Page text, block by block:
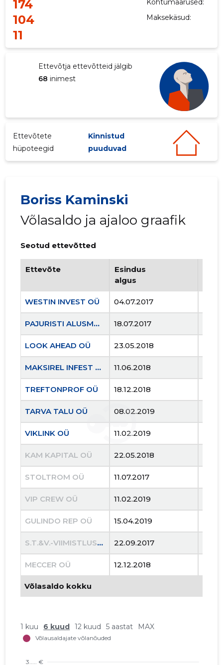
174 Kohtumäärused:
104 Maksekäsud:
11
Ettevõtja ettevõtteid jälgib
68 inimest
Ettevõtete
hüpoteegid
Kinnistud
puuduvad
Boriss Kaminski
Võlasaldo ja ajaloo graafik
Seotud ettevõtted
Ettevõte
Esindus
algus
WESTIN INVEST OÜ 04.07.2017
PAJURISTI ALUSMÄE OÜ 18.07.2017
LOOK AHEAD OÜ 23.05.2018
MAKSIREL INFEST KAM OÜ 11.06.2018
TREFTONPROF OÜ 18.12.2018
TARVA TALU OÜ 08.02.2019
VIKLINK OÜ 11.02.2019
KAM KAPITAL OÜ 22.05.2018
STOLTROM OÜ 11.07.2017
VIP CREW OÜ 11.02.2019
GULINDO REP OÜ 15.04.2019
S.T.&V.-VIIMISTLUS OÜ 22.09.2017
MECCER OÜ 12.12.2018
Võlasaldo kokku
1 kuu 6 kuud 12 kuud 5 aastat MAX